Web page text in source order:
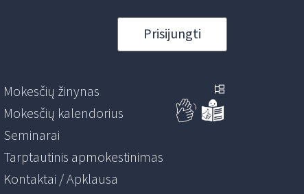
Prisijungti
Mokesčių žinynas
Mokesčių kalendorius
Seminarai
Tarptautinis apmokestinimas
Kontaktai / Apklausa